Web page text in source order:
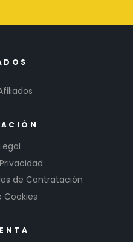
de Contratación
Cookies